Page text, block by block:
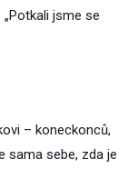
jsme se
– koneckonců,
sama sebe, zda je